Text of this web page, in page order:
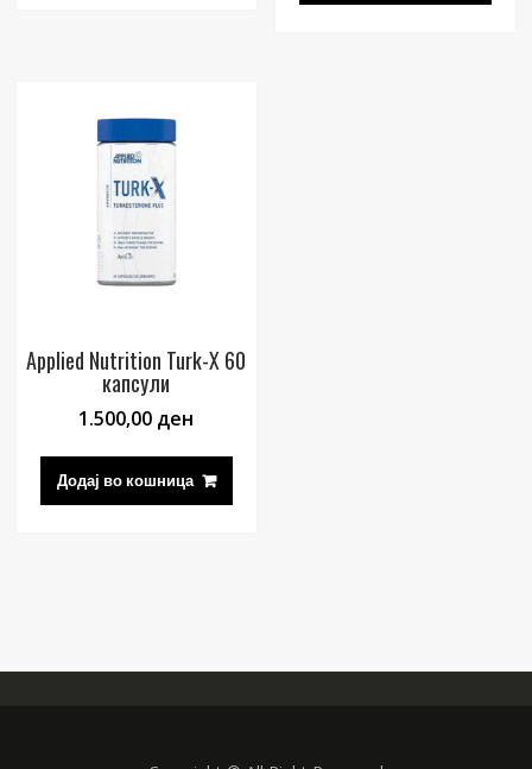
Applied Nutrition Turk-X 60
капсули
1.500,00 ден
Додај во кошница